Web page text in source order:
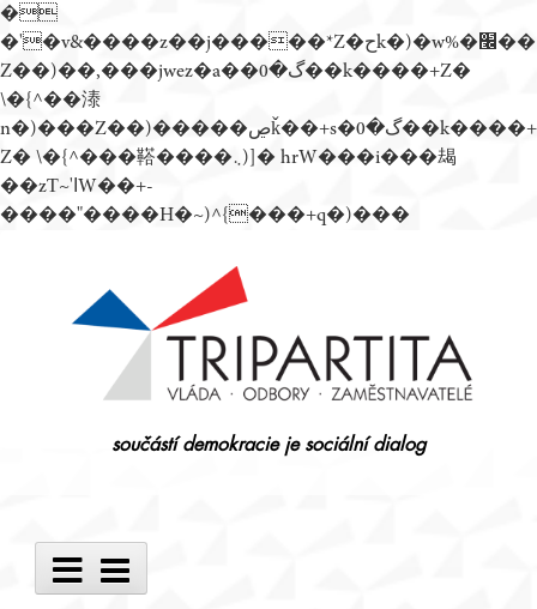
�
�'�v&����z��j�����*Z�حk�)�w%�׬��
Z��)��,���jwez�a��گ�0��k����+Z�
\�{^��溙
n�)���Z��)�����ڝǩ��+s�گ�0��k����+
Z� \�{^���鞳����܆)]� hrW���i���朅
��zƬ~'ߊW��+-
����"����H�~)^{���+q�)���
součástí demokracie je sociální dialog
Main
Menu